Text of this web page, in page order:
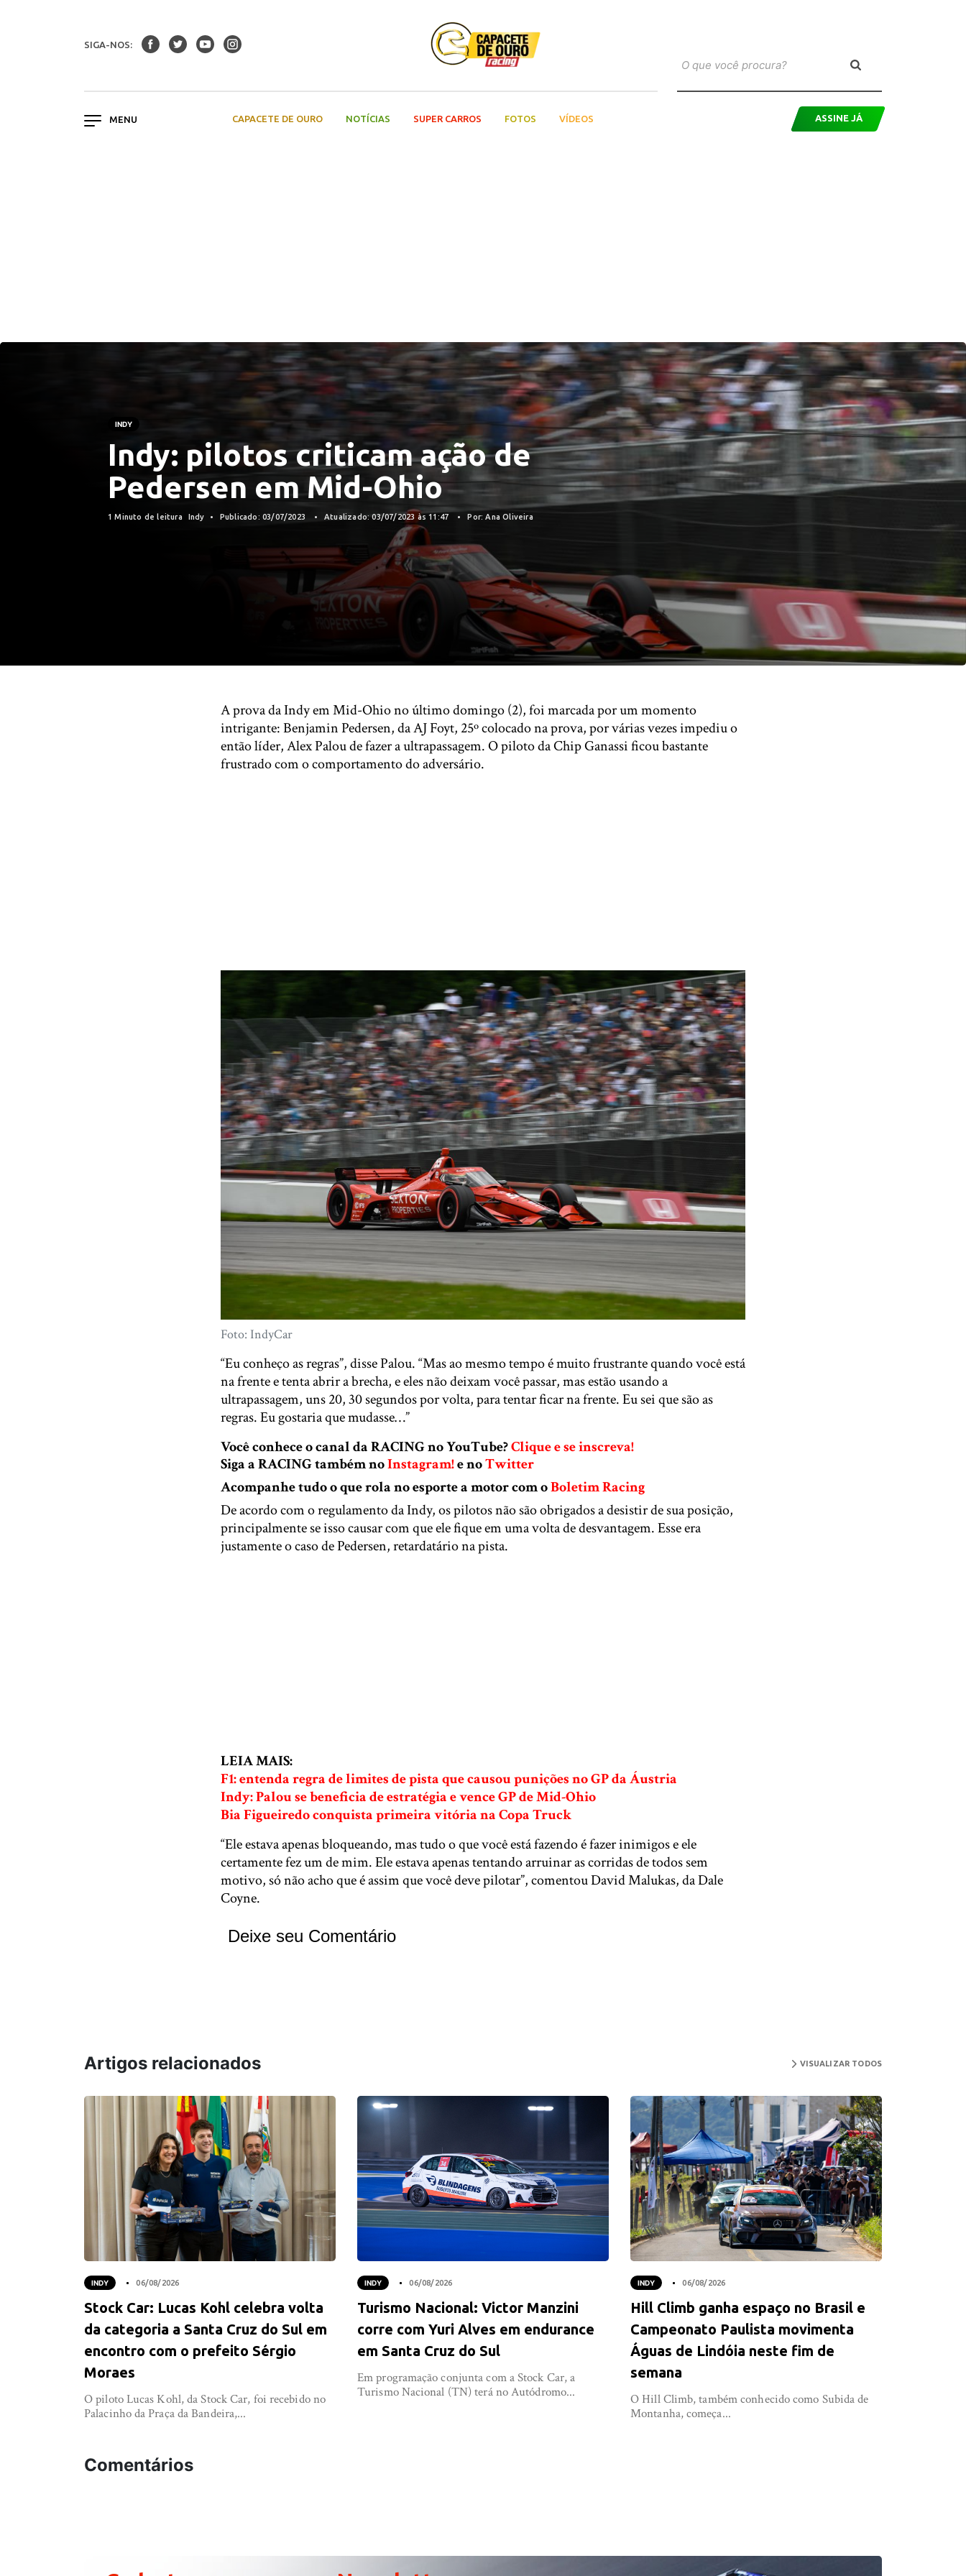
SIGA-NOS:
CAPACETE DE OURO NOTÍCIAS SUPER CARROS FOTOS VÍDEOS ASSINE JÁ
INDY
Indy: pilotos criticam ação de
Pedersen em Mid-Ohio
1 Minuto de leitura Indy Publicado: 03/07/2023 Atualizado: 03/07/2023 às 11:47 Por: Ana Oliveira
A prova da Indy em Mid-Ohio no último domingo (2), foi marcada por um momento
intrigante: Benjamin Pedersen, da AJ Foyt, 25º colocado na prova, por várias vezes impediu o
então líder, Alex Palou de fazer a ultrapassagem. O piloto da Chip Ganassi ficou bastante
frustrado com o comportamento do adversário.
Foto: IndyCar
“Eu conheço as regras”, disse Palou. “Mas ao mesmo tempo é muito frustrante quando você está
na frente e tenta abrir a brecha, e eles não deixam você passar, mas estão usando a
ultrapassagem, uns 20, 30 segundos por volta, para tentar ficar na frente. Eu sei que são as
regras. Eu gostaria que mudasse…”
Você conhece o canal da RACING no YouTube?Clique e se inscreva!
Siga a RACING também noInstagram!e noTwitter
Acompanhe tudo o que rola no esporte a motor com oBoletim Racing
De acordo com o regulamento da Indy, os pilotos não são obrigados a desistir de sua posição,
principalmente se isso causar com que ele fique em uma volta de desvantagem. Esse era
justamente o caso de Pedersen, retardatário na pista.
LEIA MAIS:
F1: entenda regra de limites de pista que causou punições no GP da Áustria
Indy: Palou se beneficia de estratégia e vence GP de Mid-Ohio
Bia Figueiredo conquista primeira vitória na Copa Truck
“Ele estava apenas bloqueando, mas tudo o que você está fazendo é fazer inimigos e ele
certamente fez um de mim. Ele estava apenas tentando arruinar as corridas de todos sem
motivo, só não acho que é assim que você deve pilotar”, comentou David Malukas, da Dale
Coyne.
Deixe seu Comentário
Artigos relacionados VISUALIZAR TODOS
INDY 06/08/2026
Stock Car: Lucas Kohl celebra volta
da categoria a Santa Cruz do Sul em
encontro com o prefeito Sérgio
Moraes
O piloto Lucas Kohl, da Stock Car, foi recebido no
Palacinho da Praça da Bandeira,...
INDY 06/08/2026
Turismo Nacional: Victor Manzini
corre com Yuri Alves em endurance
em Santa Cruz do Sul
Em programação conjunta com a Stock Car, a
Turismo Nacional (TN) terá no Autódromo...
INDY 06/08/2026
Hill Climb ganha espaço no Brasil e
Campeonato Paulista movimenta
Águas de Lindóia neste fim de
semana
O Hill Climb, também conhecido como Subida de
Montanha, começa...
Comentários